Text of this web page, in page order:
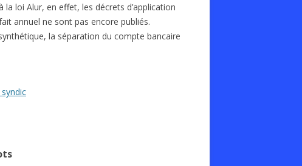
loi Alur, en effet, les décrets d’application
annuel ne sont pas encore publiés.
la séparation du compte bancaire